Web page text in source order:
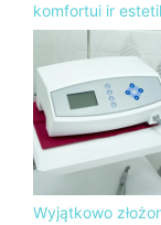
komfortui ir
Wyjątkowo